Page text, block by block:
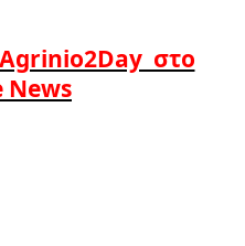
στο
News